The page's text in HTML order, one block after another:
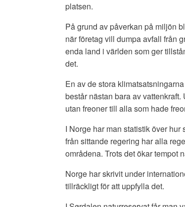
platsen.
På grund av påverkan på miljön
när företag vill dumpa avfall från
enda land i världen som ger
det.
En av de stora
består nästan bara av
utan freoner till alla som hade
I Norge har man statistik över
från sittande regering har alla
områdena. Trots det ökar tempot
Norge har skrivit under
tillräckligt för att uppfylla det.